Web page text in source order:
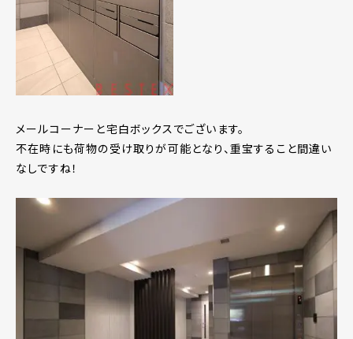
メールコーナーと宅白ボックスでございます。
不在時にも荷物の受け取りが可能となり、重宝すること間違い
なしですね！